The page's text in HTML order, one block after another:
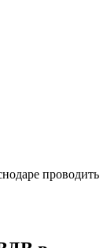
проводить